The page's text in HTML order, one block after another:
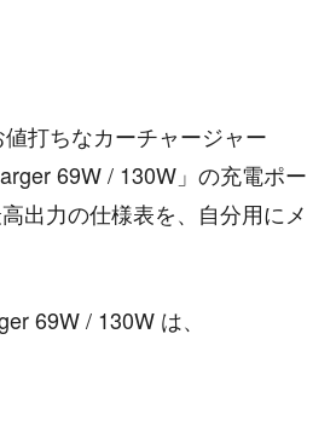
打ちなカーチャージャー
69W / 130W」の充電ポー
出力の仕様表を、自分用にメ
69W / 130W は、